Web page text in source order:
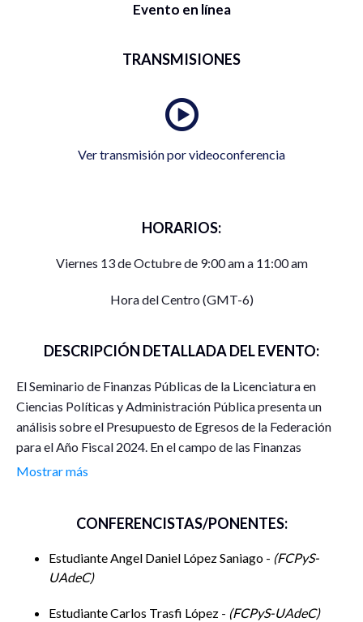
Evento en línea
TRANSMISIONES
Ver transmisión por videoconferencia
HORARIOS:
Viernes 13 de Octubre de 9:00 am a 11:00 am
Hora del Centro (GMT-6)
DESCRIPCIÓN DETALLADA DEL EVENTO:
El Seminario de Finanzas Públicas de la Licenciatura en
Ciencias Políticas y Administración Pública presenta un
análisis sobre el Presupuesto de Egresos de la Federación
para el Año Fiscal 2024. En el campo de las Finanzas
Públicas se dice que si se quiere identificar qué quiere o
Mostrar más
CONFERENCISTAS/PONENTES:
Estudiante Angel Daniel López Saniago - FCPyS-
UAdeC
Estudiante Carlos Trasfi López - FCPyS-UAdeC